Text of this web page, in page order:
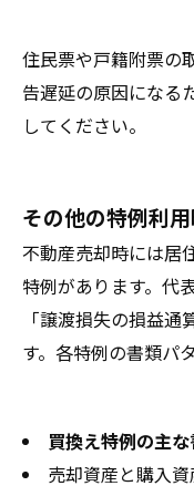
住民票や戸籍附票の
告遅延の原因になる
してください。
その他の特例利
不動産売却時には居
特例があります。代
「譲渡損失の損益
す。各特例の書類パ
買換え特例の主
売却資産と購入